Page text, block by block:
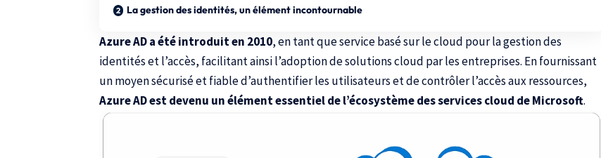
La gestion des identités, un élément incontournable
Azure AD a été introduit en 2010, en tant que service basé sur le cloud pour la gestion des
identités et l’accès, facilitant ainsi l’adoption de solutions cloud par les entreprises. En fournissant
un moyen sécurisé et fiable d’authentifier les utilisateurs et de contrôler l’accès aux ressources,
Azure AD est devenu un élément essentiel de l’écosystème des services cloud de Microsoft.